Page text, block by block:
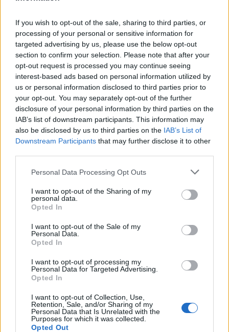
If you wish to opt-out of the sale, sharing to third parties, or
processing of your personal or sensitive information for
targeted advertising by us, please use the below opt-out
section to confirm your selection. Please note that after your
opt-out request is processed you may continue seeing
interest-based ads based on personal information utilized by
us or personal information disclosed to third parties prior to
your opt-out. You may separately opt-out of the further
disclosure of your personal information by third parties on the
IAB’s list of downstream participants. This information may
also be disclosed by us to third parties on the IAB’s List of
Downstream Participants that may further disclose it to other
Personal Data Processing Opt Outs
I want to opt-out of the Sharing of my
personal data.
Opted In
I want to opt-out of the Sale of my
Personal Data.
Opted In
I want to opt-out of processing my
Personal Data for Targeted Advertising.
Opted In
I want to opt-out of Collection, Use,
Retention, Sale, and/or Sharing of my
Personal Data that Is Unrelated with the
Purposes for which it was collected.
Opted Out
9 Northampton Saints
9 Gloucester
4 Exeter Chiefs
0 Newcastle Falcons